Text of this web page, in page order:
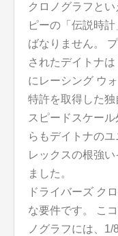
クロノグラフと
ピーの「伝説時
ばなりません。
されたデイトナ
にレーシング ウ
特許を取得した
スピードスケー
らもデイトナの
レックスの根強
ました。
ドライバーズ ク
な要件です。 こ
ノグラフには、